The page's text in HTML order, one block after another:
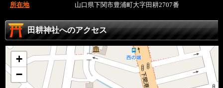
所在地 山口県下関市豊浦町大字田耕2707番
田耕神社へのアクセス
+
−